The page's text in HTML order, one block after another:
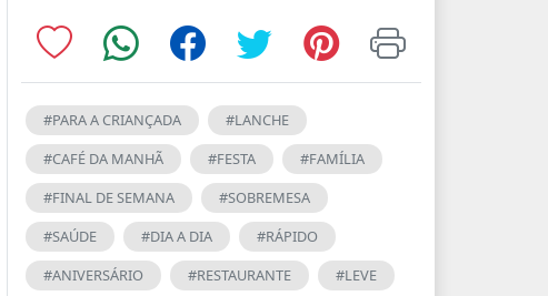
#PARA A CRIANÇADA
#LANCHE
#CAFÉ DA MANHÃ
#FESTA
#FAMÍLIA
#FINAL DE SEMANA
#SOBREMESA
#SAÚDE
#DIA A DIA
#RÁPIDO
#ANIVERSÁRIO
#RESTAURANTE
#LEVE